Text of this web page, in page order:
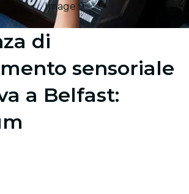
Image 9
di
sensoriale
a Belfast: